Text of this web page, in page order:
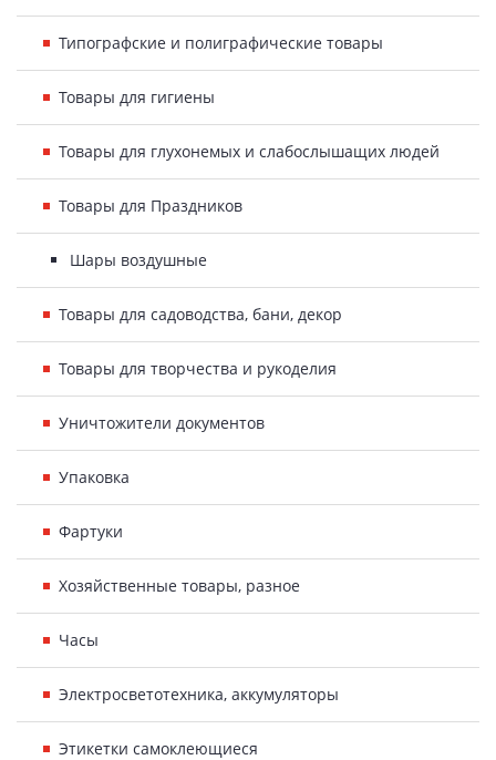
Типографские и полиграфические товары
Товары для гигиены
Товары для глухонемых и слабослышащих людей
Товары для Праздников
Шары воздушные
Товары для садоводства, бани, декор
Товары для творчества и рукоделия
Уничтожители документов
Упаковка
Фартуки
Хозяйственные товары, разное
Часы
Электросветотехника, аккумуляторы
Этикетки самоклеющиеся